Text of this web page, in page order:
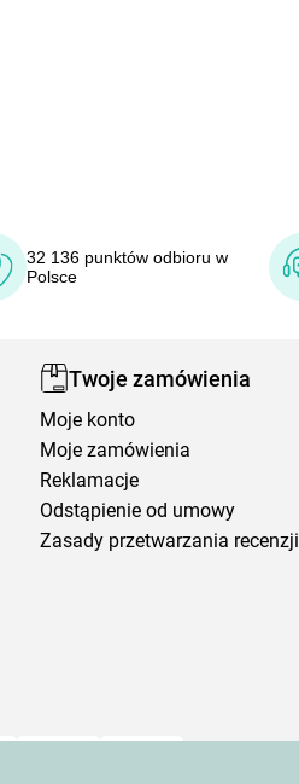
32 136 punktów odbioru w
Polsce
Twoje zamówienia
Moje konto
Moje zamówienia
Reklamacje
Odstąpienie od umowy
Zasady przetwarzania recenzji